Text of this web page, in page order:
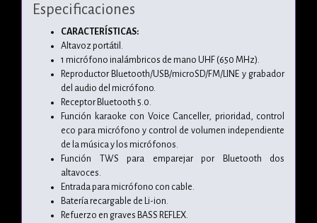
Especificaciones
CARACTERÍSTICAS:
Altavoz portátil.
1 micrófono inalámbricos de mano UHF (650 MHz).
Reproductor Bluetooth/USB/microSD/FM/LINE y grabador
del audio del micrófono.
Receptor Bluetooth 5.0.
Función karaoke con Voice Canceller, prioridad, control
eco para micrófono y control de volumen independiente
de la música y los micrófonos.
Función TWS para emparejar por Bluetooth dos
altavoces.
Entrada para micrófono con cable.
Batería recargable de Li-ion.
Refuerzo en graves BASS REFLEX.